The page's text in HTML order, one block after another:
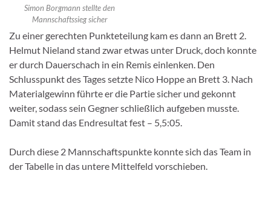
Simon Borgmann stellte den
Mannschaftssieg sicher
Zu einer gerechten Punkteteilung kam es dann an Brett 2.
Helmut Nieland stand zwar etwas unter Druck, doch konnte
er durch Dauerschach in ein Remis einlenken. Den
Schlusspunkt des Tages setzte Nico Hoppe an Brett 3. Nach
Materialgewinn führte er die Partie sicher und gekonnt
weiter, sodass sein Gegner schließlich aufgeben musste.
Damit stand das Endresultat fest – 5,5:05.
Durch diese 2 Mannschaftspunkte konnte sich das Team in
der Tabelle in das untere Mittelfeld vorschieben.